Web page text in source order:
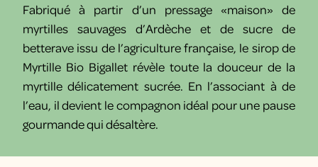
Fabriqué à partir d’un pressage «maison» de
myrtilles sauvages d’Ardèche et de sucre de
betterave issu de l’agriculture française, le sirop de
Myrtille Bio Bigallet révèle toute la douceur de la
myrtille délicatement sucrée. En l’associant à de
l’eau, il devient le compagnon idéal pour une pause
gourmande qui désaltère.